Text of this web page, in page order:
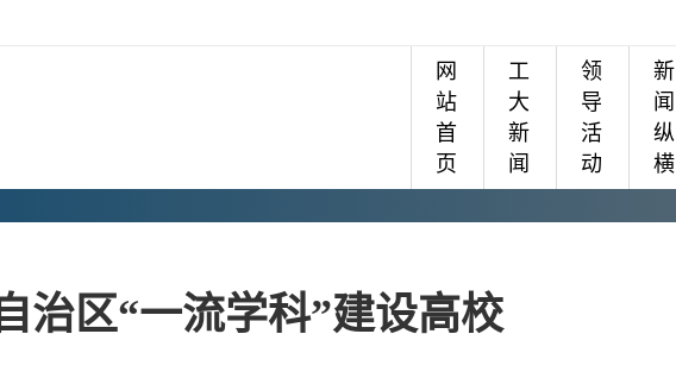
网
站
首
页
工
大
新
闻
领
导
活
动
新
闻
纵
横
治区“一流学科”建设高校